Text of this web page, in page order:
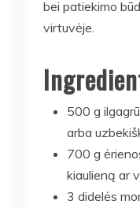
bei patiekimo
virtuvėje.
500 g
arba
700 g
kiaulieną ar
3 didelės